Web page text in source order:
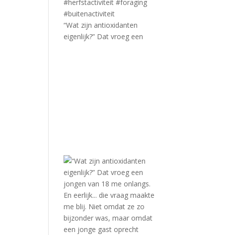
“Wat zijn antioxidanten
eigenlijk?” Dat vroeg een